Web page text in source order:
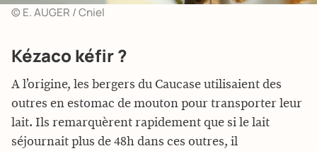
© E. AUGER / Cniel
Kézaco kéfir ?
A l’origine, les bergers du Caucase utilisaient des
outres en estomac de mouton pour transporter leur
lait. Ils remarquèrent rapidement que si le lait
séjournait plus de 48h dans ces outres, il